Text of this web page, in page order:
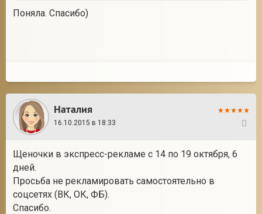
Поняла. Спасибо)
Наталия
16.10.2015 в 18:33
Щеночки в экспресс-рекламе с 14 по 19 октября, 6
дней.
Просьба не рекламировать самостоятельно в
соцсетях (ВК, ОК, ФБ).
Спасибо.